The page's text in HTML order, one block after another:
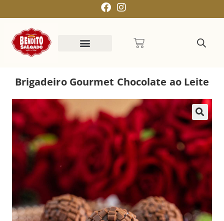
Brigadeiro Gourmet Chocolate ao Leite